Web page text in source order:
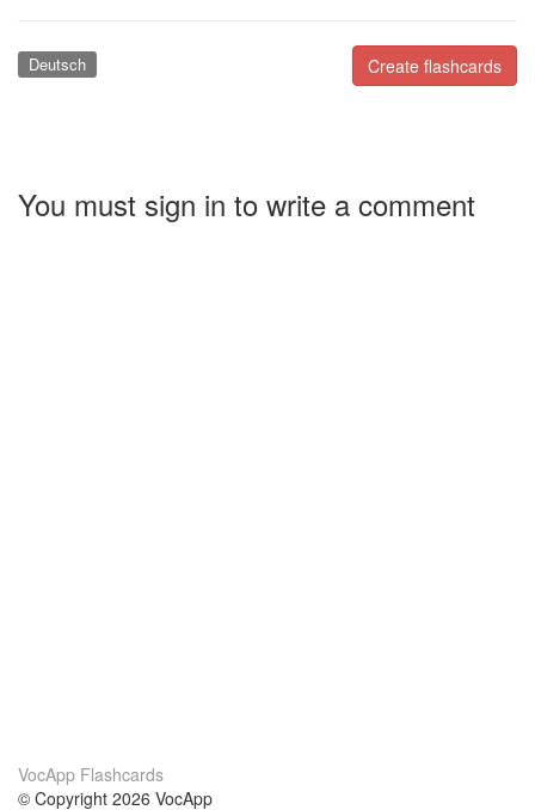
Create flashcards
Deutsch
You must sign in to write a comment
VocApp Flashcards
© Copyright 2026 VocApp